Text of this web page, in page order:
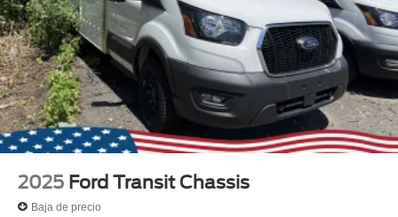
2025 Ford Transit Chassis
Baja de precio